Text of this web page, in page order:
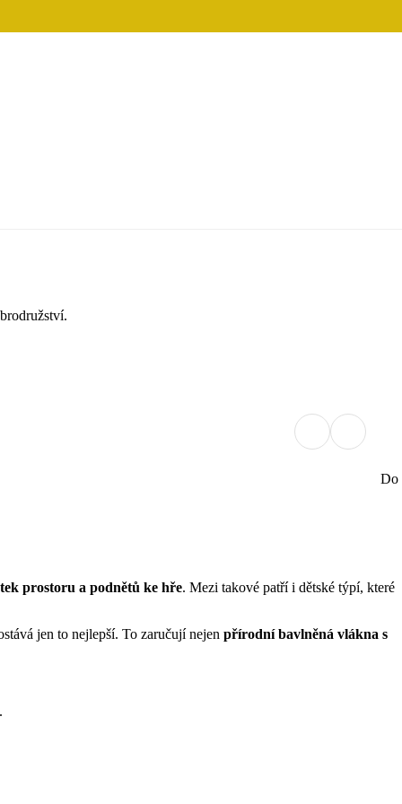
Do
prostoru a podnětů ke hře. Mezi takové patří i dětské týpí, které
jen to nejlepší. To zaručují nejen přírodní bavlněná vlákna s